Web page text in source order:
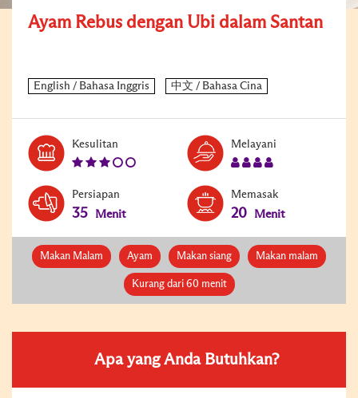
Ayam Rebus dengan Ubi dalam Santan
Kesulitan Melayani
Persiapan
35 Menit
Memasak
20 Menit
Makan Malam Ayam Makan siang Makan malam
Kurang dari 60 menit
Apa yang Anda Butuhkan?